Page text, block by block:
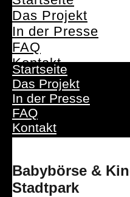
Das Projekt
In der Presse
FAQ
Kontakt
Startseite
Das Projekt
In der Presse
FAQ
Kontakt
Babybörse &
Stadtpark